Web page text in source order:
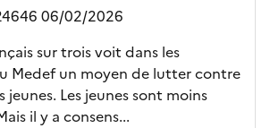
06/02/2026
sur trois voit dans les
Medef un moyen de lutter contre
jeunes. Les jeunes sont moins
il y a consens...